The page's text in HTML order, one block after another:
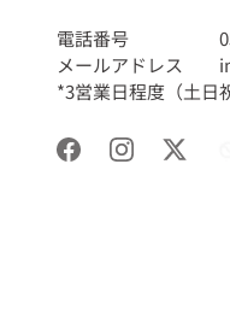
電話番号 050-
メールアドレス
*3営業日程度（土日